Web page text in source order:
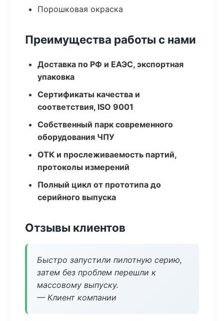
Порошковая окраска
Преимущества работы с нами
Доставка по РФ и ЕАЭС, экспортная
упаковка
Сертификаты качества и
соответствия, ISO 9001
Собственный парк современного
оборудования ЧПУ
ОТК и прослеживаемость партий,
протоколы измерений
Полный цикл от прототипа до
серийного выпуска
Отзывы клиентов
Быстро запустили пилотную серию,
затем без проблем перешли к
массовому выпуску.
— Клиент компании